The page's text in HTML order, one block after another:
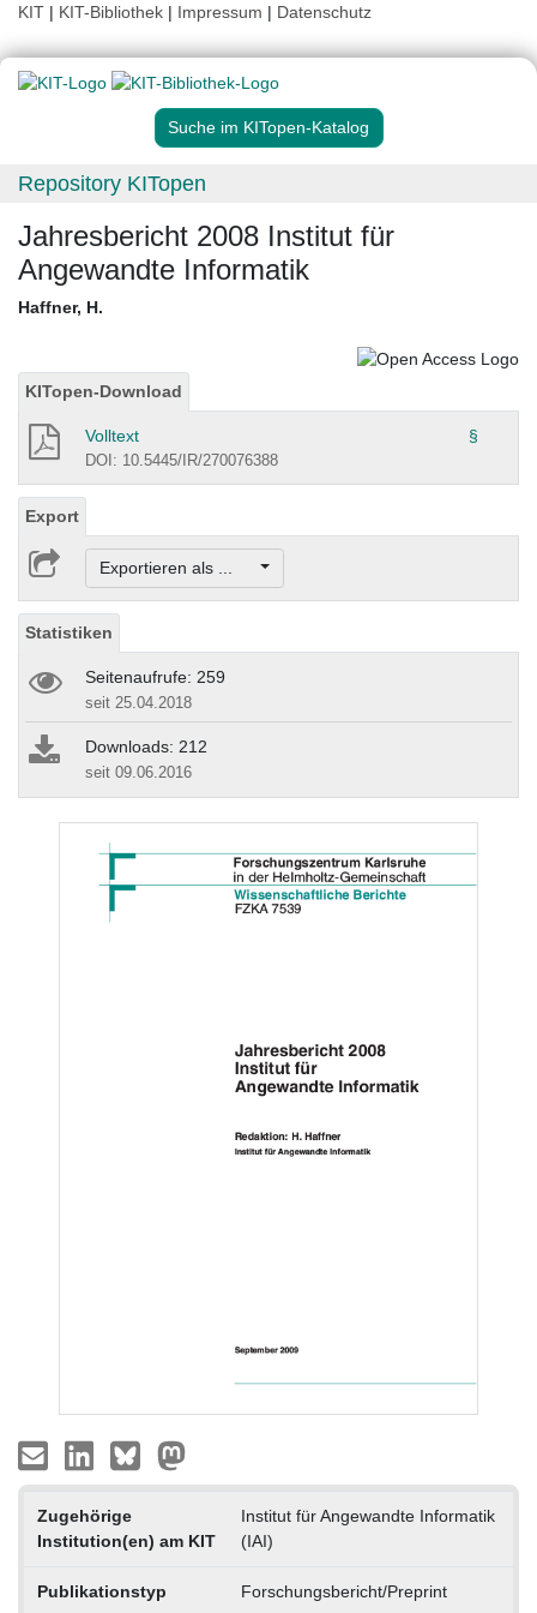
KIT | KIT-Bibliothek | Impressum | Datenschutz
Suche im KITopen-Katalog
Repository KITopen
Jahresbericht 2008 Institut für
Angewandte Informatik
Haffner, H.
KITopen-Download
Volltext §
DOI: 10.5445/IR/270076388
Export
Exportieren als ...
Statistiken
Seitenaufrufe: 259
seit 25.04.2018
Downloads: 212
seit 09.06.2016
Zugehörige
Institution(en) am KIT
Institut für Angewandte Informatik
(IAI)
Publikationstyp Forschungsbericht/Preprint